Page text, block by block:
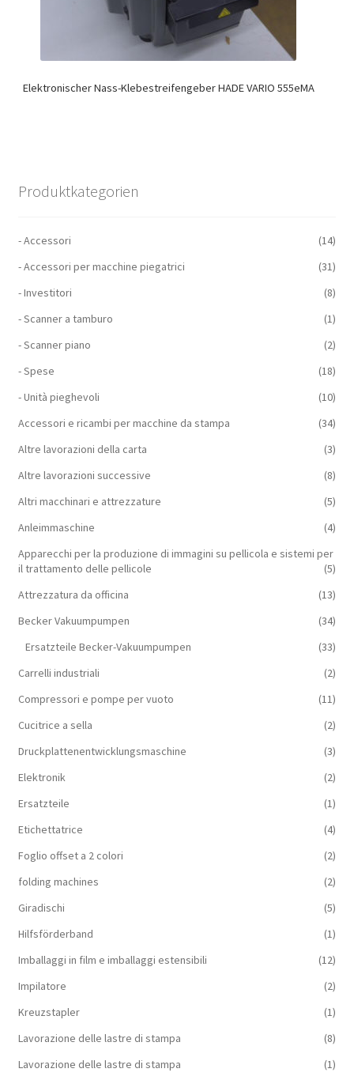
Elektronischer Nass-Klebestreifengeber HADE VARIO 555eMA
Produktkategorien
- Accessori
(14)
- Accessori per macchine piegatrici
(31)
- Investitori
(8)
- Scanner a tamburo
(1)
- Scanner piano
(2)
- Spese
(18)
- Unità pieghevoli
(10)
Accessori e ricambi per macchine da stampa
(34)
Altre lavorazioni della carta
(3)
Altre lavorazioni successive
(8)
Altri macchinari e attrezzature
(5)
Anleimmaschine
(4)
Apparecchi per la produzione di immagini su pellicola e sistemi per
il trattamento delle pellicole
(5)
Attrezzatura da officina
(13)
Becker Vakuumpumpen
(34)
Ersatzteile Becker-Vakuumpumpen
(33)
Carrelli industriali
(2)
Compressori e pompe per vuoto
(11)
Cucitrice a sella
(2)
Druckplattenentwicklungsmaschine
(3)
Elektronik
(2)
Ersatzteile
(1)
Etichettatrice
(4)
Foglio offset a 2 colori
(2)
folding machines
(2)
Giradischi
(5)
Hilfsförderband
(1)
Imballaggi in film e imballaggi estensibili
(12)
Impilatore
(2)
Kreuzstapler
(1)
Lavorazione delle lastre di stampa
(8)
Lavorazione delle lastre di stampa
(1)